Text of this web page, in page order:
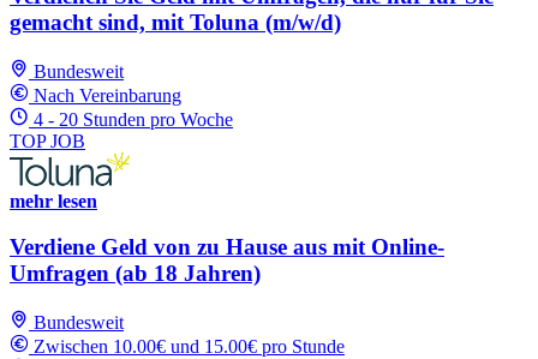
gemacht sind, mit Toluna (m/w/d)
Bundesweit
Nach Vereinbarung
4 - 20 Stunden pro Woche
TOP JOB
mehr lesen
Verdiene Geld von zu Hause aus mit Online-
Umfragen (ab 18 Jahren)
Bundesweit
Zwischen 10.00€ und 15.00€ pro Stunde